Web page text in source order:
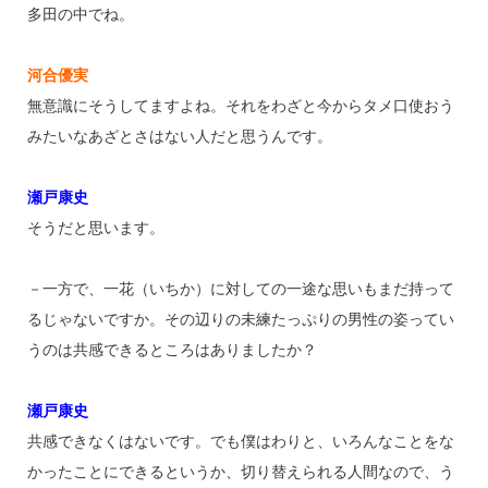
多田の中でね。
河合優実
無意識にそうしてますよね。それをわざと今からタメ口使おう
みたいなあざとさはない人だと思うんです。
瀬戸康史
そうだと思います。
－一方で、一花（いちか）に対しての一途な思いもまだ持って
るじゃないですか。その辺りの未練たっぷりの男性の姿ってい
うのは共感できるところはありましたか？
瀬戸康史
共感できなくはないです。でも僕はわりと、いろんなことをな
かったことにできるというか、切り替えられる人間なので、う